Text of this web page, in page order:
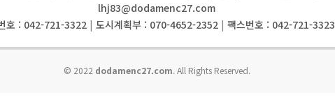
lhj83@dodamenc27.com
호 : 042-721-3322| 도시계획부 : 070-4652-2352| 팩스번호 : 042-721-3323
© 2022 dodamenc27.com. All Rights Reserved.